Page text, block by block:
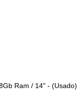
Ram / 14" - (Usado)